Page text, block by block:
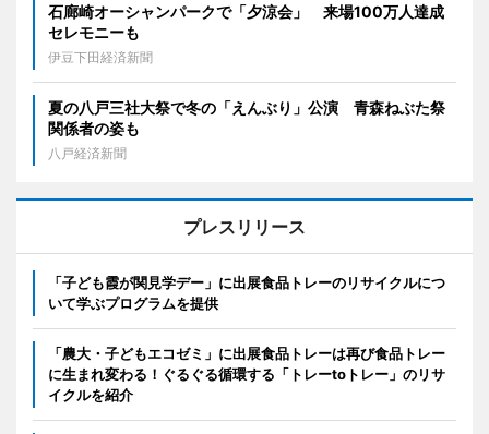
石廊崎オーシャンパークで「夕涼会」 来場100万人達成
セレモニーも
伊豆下田経済新聞
夏の八戸三社大祭で冬の「えんぶり」公演 青森ねぶた祭
関係者の姿も
八戸経済新聞
プレスリリース
「子ども霞が関見学デー」に出展食品トレーのリサイクルにつ
いて学ぶプログラムを提供
「農大・子どもエコゼミ」に出展食品トレーは再び食品トレー
に生まれ変わる！ぐるぐる循環する「トレーtoトレー」のリサ
イクルを紹介